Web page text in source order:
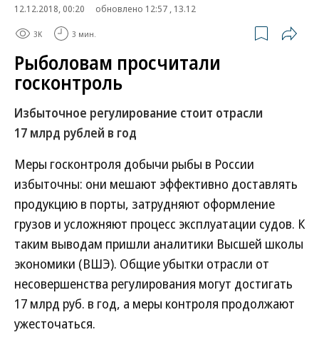
12.12.2018, 00:20
обновлено 12:57 , 13.12
3K 3 мин.
Рыболовам просчитали
госконтроль
Избыточное регулирование стоит отрасли
17 млрд рублей в год
Меры госконтроля добычи рыбы в России
избыточны: они мешают эффективно доставлять
продукцию в порты, затрудняют оформление
грузов и усложняют процесс эксплуатации судов. К
таким выводам пришли аналитики Высшей школы
экономики (ВШЭ). Общие убытки отрасли от
несовершенства регулирования могут достигать
17 млрд руб. в год, а меры контроля продолжают
ужесточаться.